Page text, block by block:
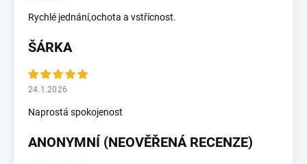
Rychlé jednání,ochota a vstřícnost.
ŠÁRKA
24.1.2026
Naprostá spokojenost
ANONYMNÍ (NEOVĚŘENÁ RECENZE)